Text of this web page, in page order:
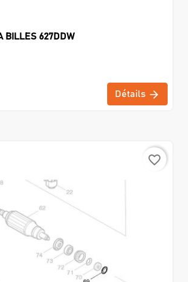
BILLES 627DDW
Détails
favorite_border